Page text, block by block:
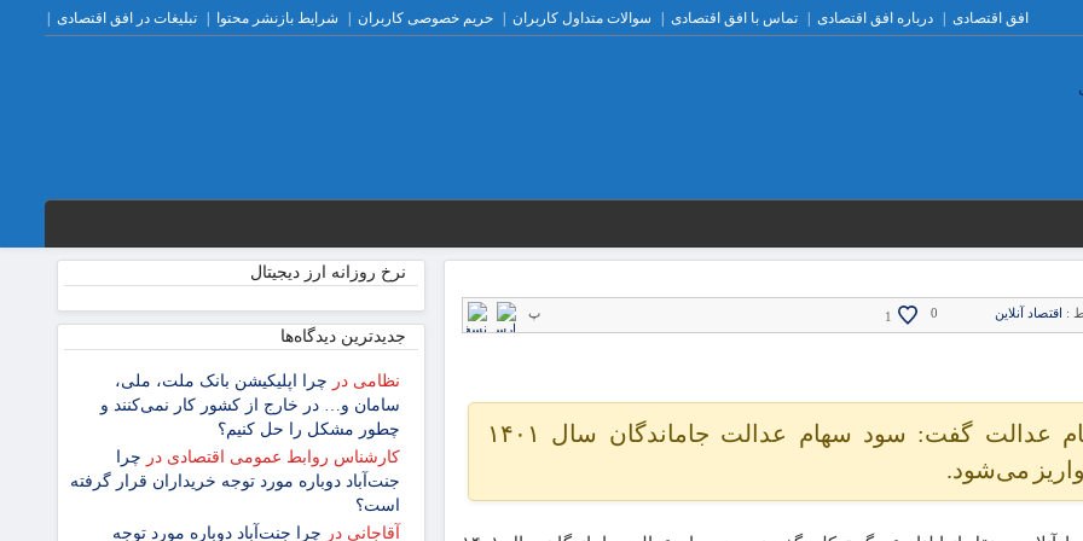
افق اقتصادی درباره افق اقتصادی تماس با افق اقتصادی سوالات متداول کاربران حریم خصوصی کاربران شرایط بازنشر محتوا تبلیغات در افق اقتصادی
: اقتصاد آنلاین 0
1 پ
رئیس هیأت مدیره شرکت‌های تعاونی سهام عدالت گفت: سود سهام عدالت جاماندگان سال ۱۴۰۱
نرخ روزانه ارز دیجیتال
جدیدترین دیدگاه‌‌ها
نظامی در چرا اپلیکیشن بانک ملت، ملی،
سامان و… در خارج از کشور کار نمی‌کنند و
چطور مشکل را حل کنیم؟
کارشناس روابط عمومی اقتصادی در چرا
جنت‌آباد دوباره مورد توجه خریداران قرار گرفته
است؟
آقاجانی در چرا جنت‌آباد دوباره مورد توجه